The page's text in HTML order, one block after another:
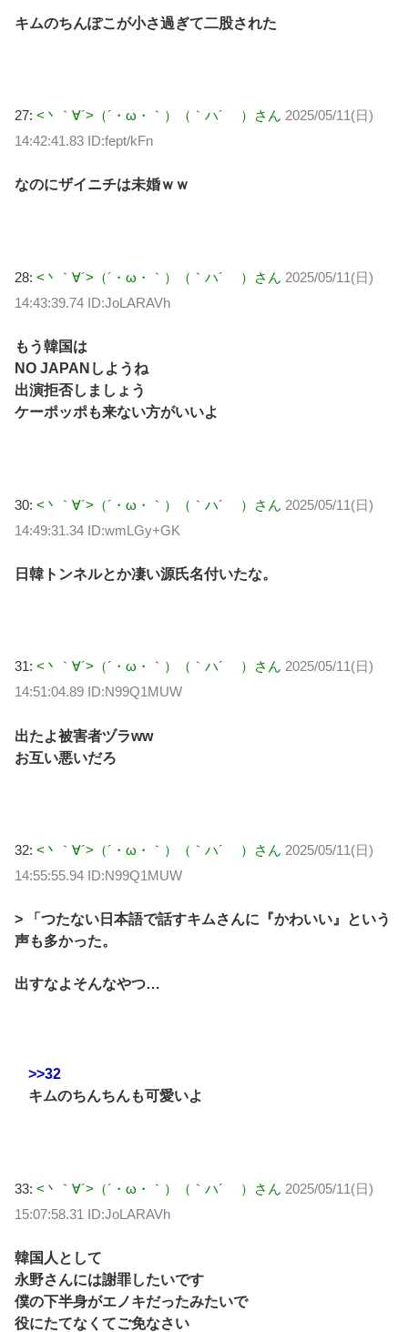
キムのちんぽこが小さ過ぎて二股された
27: <丶｀∀´>（´・ω・｀）（｀ハ´ ）さん 2025/05/11(日)
14:42:41.83 ID:fept/kFn
なのにザイニチは未婚ｗｗ
28: <丶｀∀´>（´・ω・｀）（｀ハ´ ）さん 2025/05/11(日)
14:43:39.74 ID:JoLARAVh
もう韓国は
NO JAPANしようね
出演拒否しましょう
ケーポッポも来ない方がいいよ
30: <丶｀∀´>（´・ω・｀）（｀ハ´ ）さん 2025/05/11(日)
14:49:31.34 ID:wmLGy+GK
日韓トンネルとか凄い源氏名付いたな。
31: <丶｀∀´>（´・ω・｀）（｀ハ´ ）さん 2025/05/11(日)
14:51:04.89 ID:N99Q1MUW
出たよ被害者ヅラww
お互い悪いだろ
32: <丶｀∀´>（´・ω・｀）（｀ハ´ ）さん 2025/05/11(日)
14:55:55.94 ID:N99Q1MUW
> 「つたない日本語で話すキムさんに『かわいい』という
声も多かった。
出すなよそんなやつ…
>>32
キムのちんちんも可愛いよ
33: <丶｀∀´>（´・ω・｀）（｀ハ´ ）さん 2025/05/11(日)
15:07:58.31 ID:JoLARAVh
韓国人として
永野さんには謝罪したいです
僕の下半身がエノキだったみたいで
役にたてなくてご免なさい